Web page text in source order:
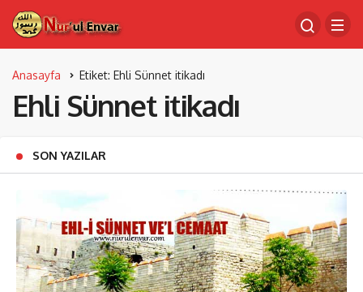
Anasayfa Etiket: Ehli Sünnet itikadı
Ehli Sünnet itikadı
SON YAZILAR